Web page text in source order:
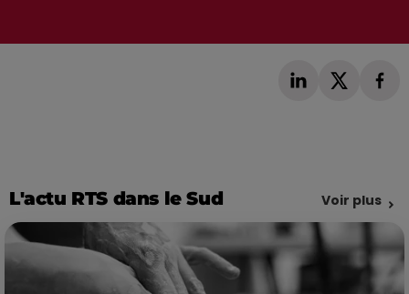
L'actu RTS dans le Sud Voir plus